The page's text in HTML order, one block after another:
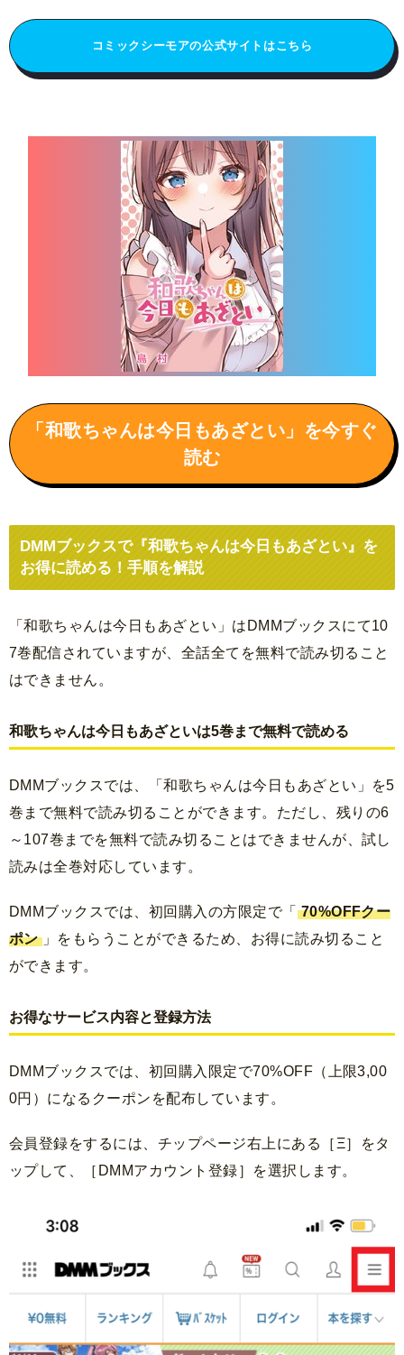
コミックシーモアの公式サイトはこちら
「和歌ちゃんは今日もあざとい」を今すぐ
読む
DMMブックスで『和歌ちゃんは今日もあざとい』を
お得に読める！手順を解説
「和歌ちゃんは今日もあざとい」はDMMブックスにて10
7巻配信されていますが、全話全てを無料で読み切ること
はできません。
和歌ちゃんは今日もあざといは5巻まで無料で読める
DMMブックスでは、「和歌ちゃんは今日もあざとい」を5
巻まで無料で読み切ることができます。ただし、残りの6
～107巻までを無料で読み切ることはできませんが、試し
読みは全巻対応しています。
DMMブックスでは、初回購入の方限定で「
70%OFFクー
ポン 」をもらうことができるため、お得に読み切ること
ができます。
お得なサービス内容と登録方法
DMMブックスでは、初回購入限定で70%OFF（上限3,00
0円）になるクーポンを配布しています。
会員登録をするには、チップページ右上にある［Ξ］をタ
ップして、［DMMアカウント登録］を選択します。